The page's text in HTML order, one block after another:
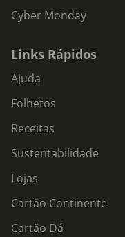
Cyber Monday
Links Rápidos
Ajuda
Folhetos
Receitas
Sustentabilidade
Lojas
Cartão Continente
Cartão Dá